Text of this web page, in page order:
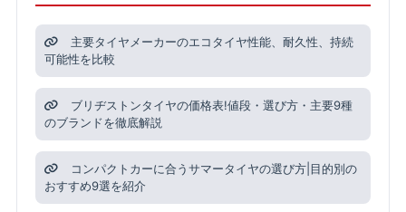
主要タイヤメーカーのエコタイヤ性能、耐久性、持続
可能性を比較
ブリヂストンタイヤの価格表!値段・選び方・主要9種
のブランドを徹底解説
コンパクトカーに合うサマータイヤの選び方|目的別の
おすすめ9選を紹介